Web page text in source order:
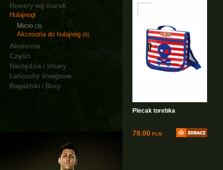
Rowery wg marek
Hulajnogi
Micro (3)
Akcesoria do hulajnóg (6)
Akcesoria
Części
Narzędzia i smary
Łańcuchy śniegowe
Bagażniki i Boxy
Plecak torebka
79.00 PLN